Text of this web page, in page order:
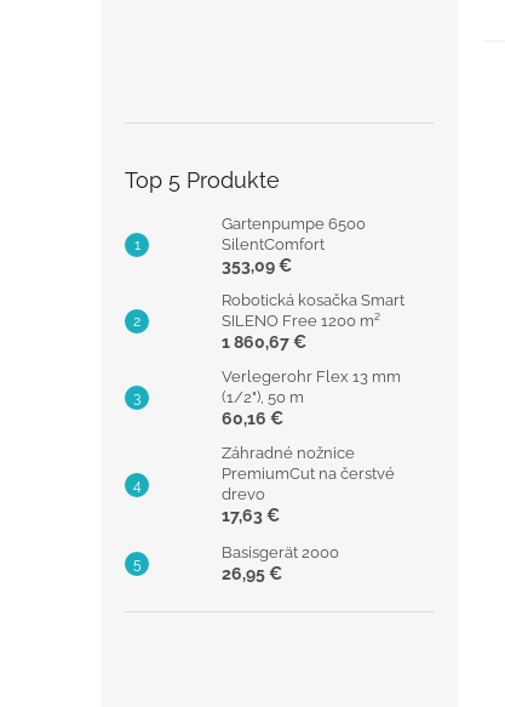
Top 5 Produkte
Gartenpumpe 6500
SilentComfort
353,09 €
Robotická kosačka Smart
SILENO Free 1200 m²
1 860,67 €
Verlegerohr Flex 13 mm
(1/2"), 50 m
60,16 €
Záhradné nožnice
PremiumCut na čerstvé
drevo
17,63 €
Basisgerät 2000
26,95 €